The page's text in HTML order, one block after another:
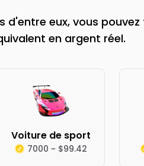
d'entre eux, vous
en argent réel.
Voiture de sport
7000 ~ $99.42